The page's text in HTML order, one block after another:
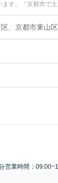
す。『京都市で
相談無料で歯科
営業時間：